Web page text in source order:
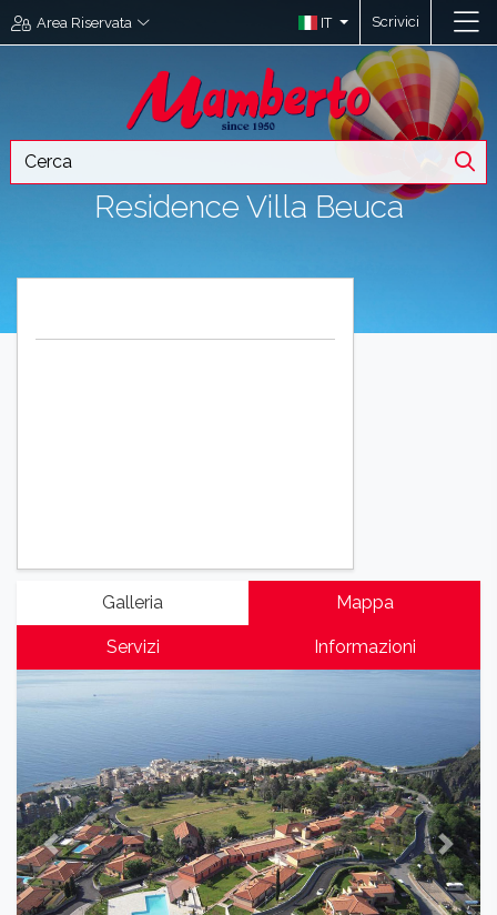
Area Riservata IT Scrivici
Residence Villa Beuca
Galleria Mappa
Servizi Informazioni
Previous Next